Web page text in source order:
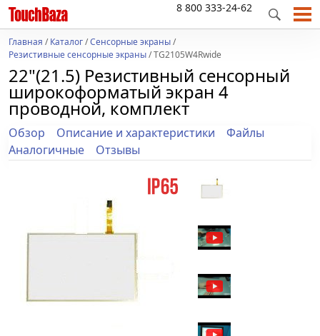
8 800 333-24-62
Главная /Каталог/Сенсорные экраны/
Резистивные сенсорные экраны/ TG2105W4Rwide
22"(21.5) Резистивный сенсорный
широкоформатый экран 4
проводной, комплект
Обзор Описание и характеристики
Файлы
Аналогичные
Отзывы